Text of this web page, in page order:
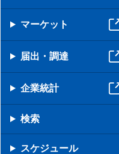
マーケット
届出・調達
企業統計
検索
スケジュール